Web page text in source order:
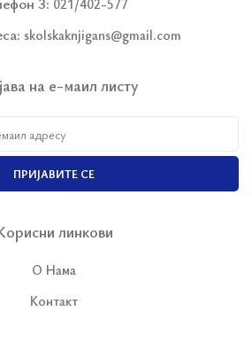
021/402-577
skolskaknjigans@gmail.com
на е-маил листу
ПРИЈАВИТЕ СЕ
линкови
О Нама
Контакт